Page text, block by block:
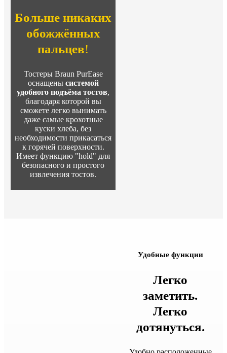
Больше никаких
обожжённых
пальцев!
Тостеры Braun PurEase
оснащены системой
удобного подъёма тостов,
благодаря которой вы
сможете легко вынимать
даже самые крохотные
куски хлеба, без
необходимости прикасаться
к горячей поверхности.
Имеет функцию "hold" для
безопасного и простого
извлечения тостов.
Удобные функции
Легко
заметить.
Легко
дотянуться.